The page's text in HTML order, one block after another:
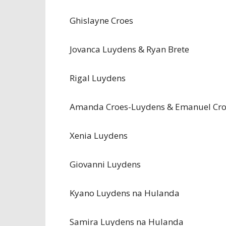
Ghislayne Croes
Jovanca Luydens & Ryan Brete
Rigal Luydens
Amanda Croes-Luydens & Emanuel
Xenia Luydens
Giovanni Luydens
Kyano Luydens na Hulanda
Samira Luydens na Hulanda